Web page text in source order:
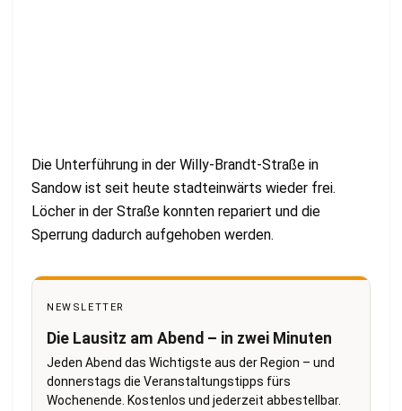
Die Unterführung in der Willy-Brandt-Straße in
Sandow ist seit heute stadteinwärts wieder frei.
Löcher in der Straße konnten repariert und die
Sperrung dadurch aufgehoben werden.
NEWSLETTER
Die Lausitz am Abend – in zwei Minuten
Jeden Abend das Wichtigste aus der Region – und
donnerstags die Veranstaltungstipps fürs
Wochenende. Kostenlos und jederzeit abbestellbar.